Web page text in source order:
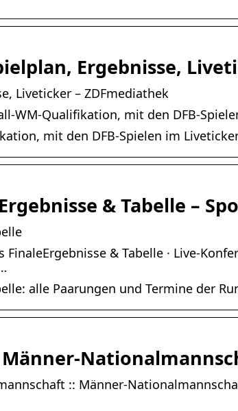
Ergebnisse,
Liveticker – ZDFmediathek
WM-Qualifikation, mit den DFB-
mit den DFB-Spielen im
& Tabelle –
& Tabelle · Live-
alle Paarungen und Termine der
:: Männer-